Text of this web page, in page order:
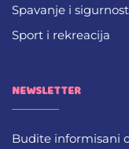
Spavanje i sigurnost
Sport i rekreacija
NEWSLETTER
Budite informisani